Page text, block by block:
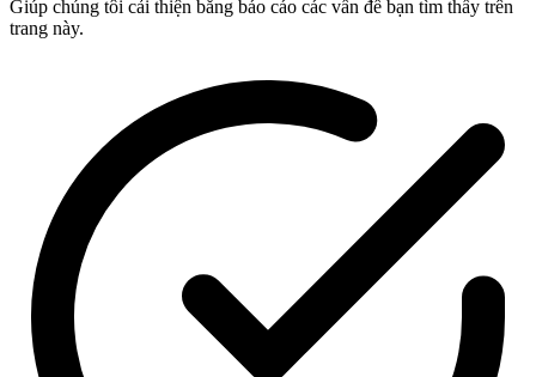
Giúp chúng tôi cải thiện bằng báo cáo các vấn đề bạn tìm thấy trên
trang này.